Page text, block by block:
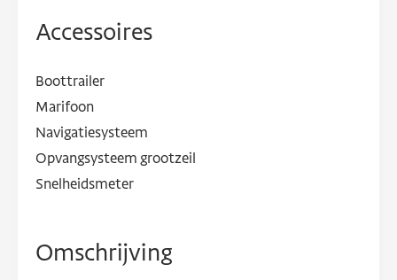
Accessoires
Boottrailer
Marifoon
Navigatiesysteem
Opvangsysteem grootzeil
Snelheidsmeter
Omschrijving